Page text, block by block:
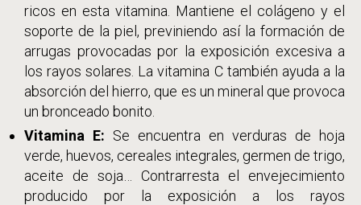
ricos en esta vitamina. Mantiene el colágeno y el
soporte de la piel, previniendo así la formación de
arrugas provocadas por la exposición excesiva a
los rayos solares. La vitamina C también ayuda a la
absorción del hierro, que es un mineral que provoca
un bronceado bonito.
Vitamina E: Se encuentra en verduras de hoja
verde, huevos, cereales integrales, germen de trigo,
aceite de soja… Contrarresta el envejecimiento
producido por la exposición a los rayos